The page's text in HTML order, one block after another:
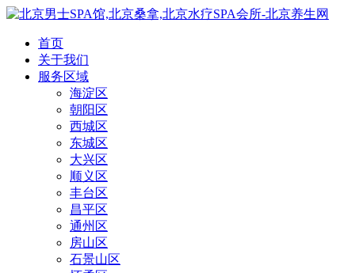
首页
关于我们
服务区域
海淀区
朝阳区
西城区
东城区
大兴区
顺义区
丰台区
昌平区
通州区
房山区
石景山区